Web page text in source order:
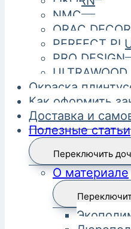
NMC
ORAC DECOR
PERFECT
PRO DESIGN
ULTRAWOOD
Окраска
Как оформить
Доставка и
Полезные статьи
Переключить
О материале